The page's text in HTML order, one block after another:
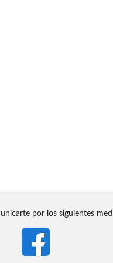
por los siguientes